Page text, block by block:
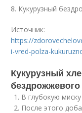
8. Кукурузный
Источник:
https://
i-vred-polza-
Кукурузный
В глубокую
После этого